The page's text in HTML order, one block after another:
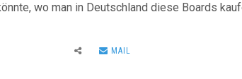
wo man in Deutschland diese Boards
MAIL